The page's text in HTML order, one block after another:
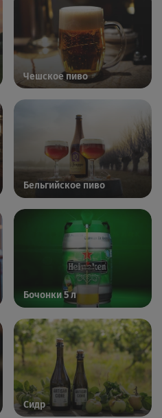
Чешское пиво
Бельгийское пиво
Бочонки 5 л
Сидр